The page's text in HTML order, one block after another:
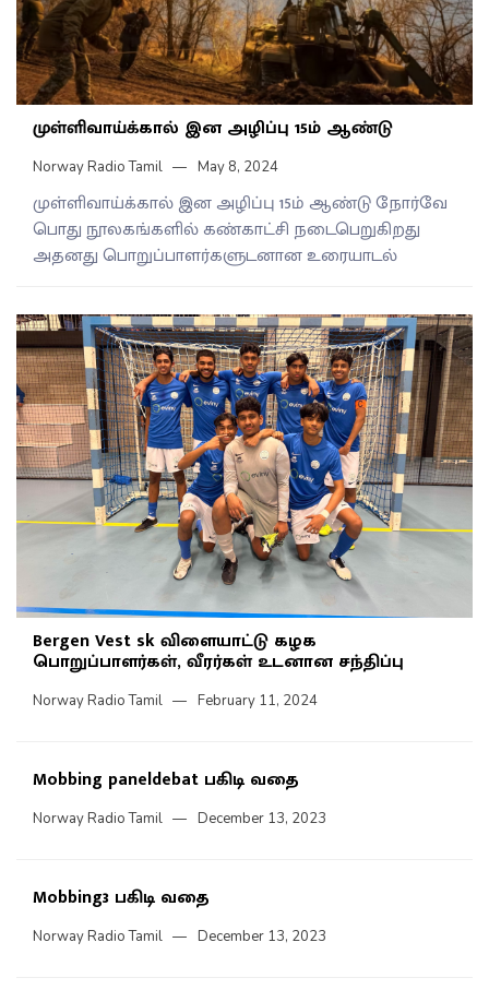
முள்ளிவாய்க்கால் இன அழிப்பு 15ம் ஆண்டு
Norway Radio Tamil May 8, 2024
முள்ளிவாய்க்கால் இன அழிப்பு 15ம் ஆண்டு நோர்வே
பொது நூலகங்களில் கண்காட்சி நடைபெறுகிறது
அதனது பொறுப்பாளர்களுடனான உரையாடல்
Bergen Vest sk விளையாட்டு கழக
பொறுப்பாளர்கள், வீரர்கள் உடனான சந்திப்பு
Norway Radio Tamil February 11, 2024
Mobbing paneldebat பகிடி வதை
Norway Radio Tamil December 13, 2023
Mobbing3 பகிடி வதை
Norway Radio Tamil December 13, 2023